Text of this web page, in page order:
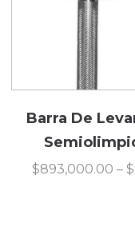
Barra De
$893,000.00 – $